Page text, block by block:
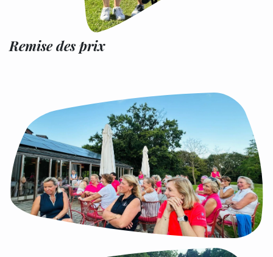
Remise des prix